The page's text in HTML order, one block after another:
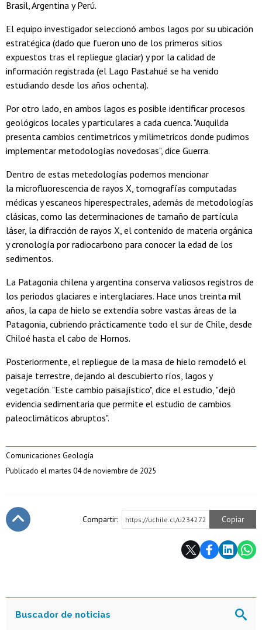
Brasil, Argentina y Perú.
El equipo investigador seleccionó ambos lagos por su ubicación
estratégica (dado que fueron uno de los primeros sitios
expuestos tras el repliegue glaciar) y por la calidad de
información registrada (el Lago Pastahué se ha venido
estudiando desde los años ochenta).
Por otro lado, en ambos lagos es posible identificar procesos
geológicos locales y particulares a cada cuenca. "Auquilda
presenta cambios centimetricos y milimetricos donde pudimos
implementar metodologías novedosas", dice Guerra.
Dentro de estas metedologías podemos mencionar
la microfluorescencia de rayos X, tomografías computadas
médicas y escaneos hiperespectrales, además de metodologías
clásicas, como las determinaciones de tamaño de partícula
láser, la difracción de rayos X, el contenido de materia orgánica
y cronología por radiocarbono para conocer la edad de los
sedimentos.
La Patagonia chilena y argentina conserva valiosos registros de
los periodos glaciares e interglaciares. Hace unos treinta mil
años, la capa de hielo se extendía sobre vastas áreas de la
Patagonia, cubriendo prácticamente todo el sur de Chile, desde
Chiloé hasta el cabo de Hornos.
Posteriormente, el repliegue de la masa de hielo remodeló el
paisaje terrestre, dejando al descubierto ríos, lagos y
vegetación. "Este cambio paisajístico", dice el estudio, "dejó
evidencia sedimentaria que permite el estudio de cambios
paleoclimáticos abruptos".
Comunicaciones Geología
Publicado el martes 04 de noviembre de 2025
Compartir: https://uchile.cl/u234272 Copiar